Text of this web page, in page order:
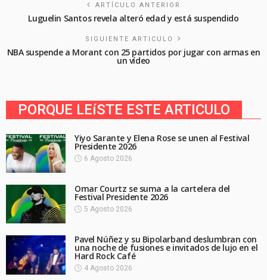
ARTÍCULO ANTERIOR
Luguelin Santos revela alteró edad y está suspendido
SIGUIENTE ARTICULO
NBA suspende a Morant con 25 partidos por jugar con armas en
un vídeo
PORQUE LEíSTE ESTE ARTICULO
Yiyo Sarante y Elena Rose se unen al Festival
Presidente 2026
6 Agosto 2026
Omar Courtz se suma a la cartelera del
Festival Presidente 2026
5 Agosto 2026
Pavel Núñez y su Bipolarband deslumbran con
una noche de fusiones e invitados de lujo en el
Hard Rock Café
4 Agosto 2026